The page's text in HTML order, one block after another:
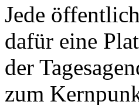
Jede
dafür eine
der
zum